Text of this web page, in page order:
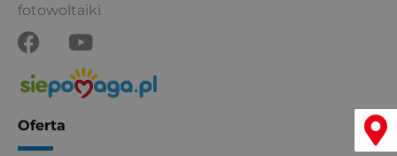
fotowoltaiki
F
a
c
e
b
o
Y
o
u
t
Oferta Menu